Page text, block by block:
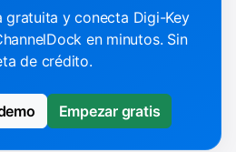
gratuita y conecta Digi-Key
en minutos. Sin
de crédito.
Empezar gratis